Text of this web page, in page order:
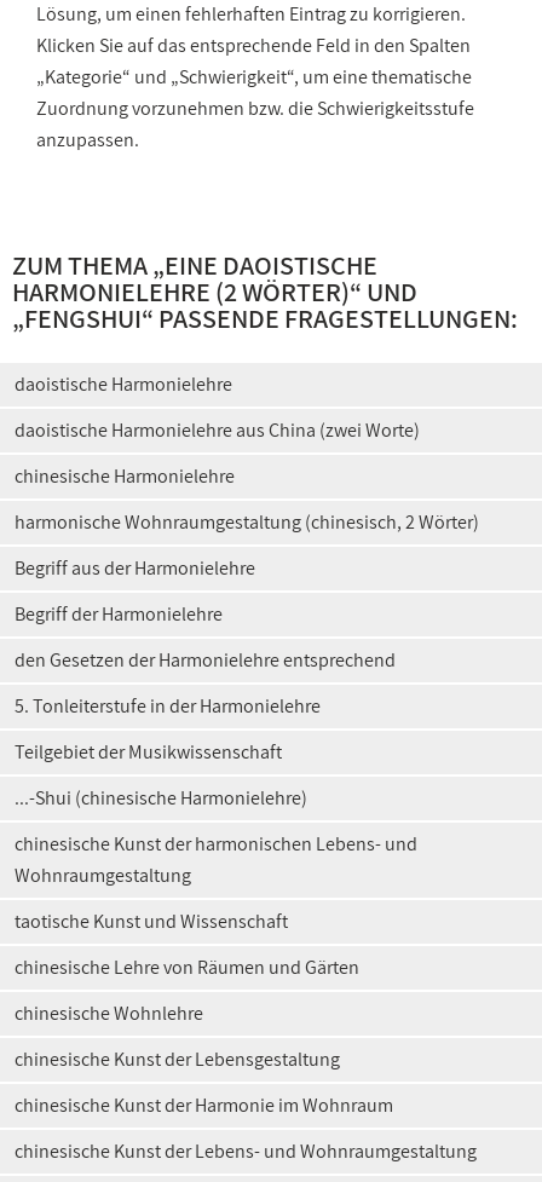
Lösung, um einen fehlerhaften Eintrag zu korrigieren.
Klicken Sie auf das entsprechende Feld in den Spalten
„Kategorie“ und „Schwierigkeit“, um eine thematische
Zuordnung vorzunehmen bzw. die Schwierigkeitsstufe
anzupassen.
ZUM THEMA „EINE DAOISTISCHE
HARMONIELEHRE (2 WÖRTER)“ UND
„FENGSHUI“ PASSENDE FRAGESTELLUNGEN:
daoistische Harmonielehre
daoistische Harmonielehre aus China (zwei Worte)
chinesische Harmonielehre
harmonische Wohnraumgestaltung (chinesisch, 2 Wörter)
Begriff aus der Harmonielehre
Begriff der Harmonielehre
den Gesetzen der Harmonielehre entsprechend
5. Tonleiterstufe in der Harmonielehre
Teilgebiet der Musikwissenschaft
...-Shui (chinesische Harmonielehre)
chinesische Kunst der harmonischen Lebens- und
Wohnraumgestaltung
taotische Kunst und Wissenschaft
chinesische Lehre von Räumen und Gärten
chinesische Wohnlehre
chinesische Kunst der Lebensgestaltung
chinesische Kunst der Harmonie im Wohnraum
chinesische Kunst der Lebens- und Wohnraumgestaltung